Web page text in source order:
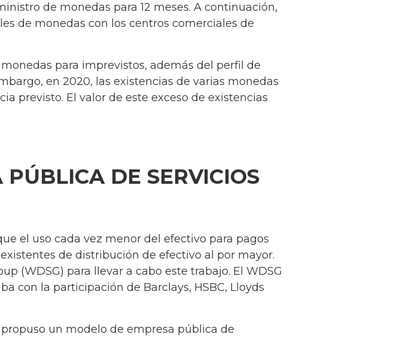
de monedas para 12 meses. A continuación,
de monedas con los centros comerciales de
para imprevistos, además del perfil de
en 2020, las existencias de varias monedas
previsto. El valor de este exceso de existencias
DE SERVICIOS
el uso cada vez menor del efectivo para pagos
de distribución de efectivo al por mayor.
(WDSG) para llevar a cabo este trabajo. El WDSG
con la participación de Barclays, HSBC, Lloyds
un modelo de empresa pública de